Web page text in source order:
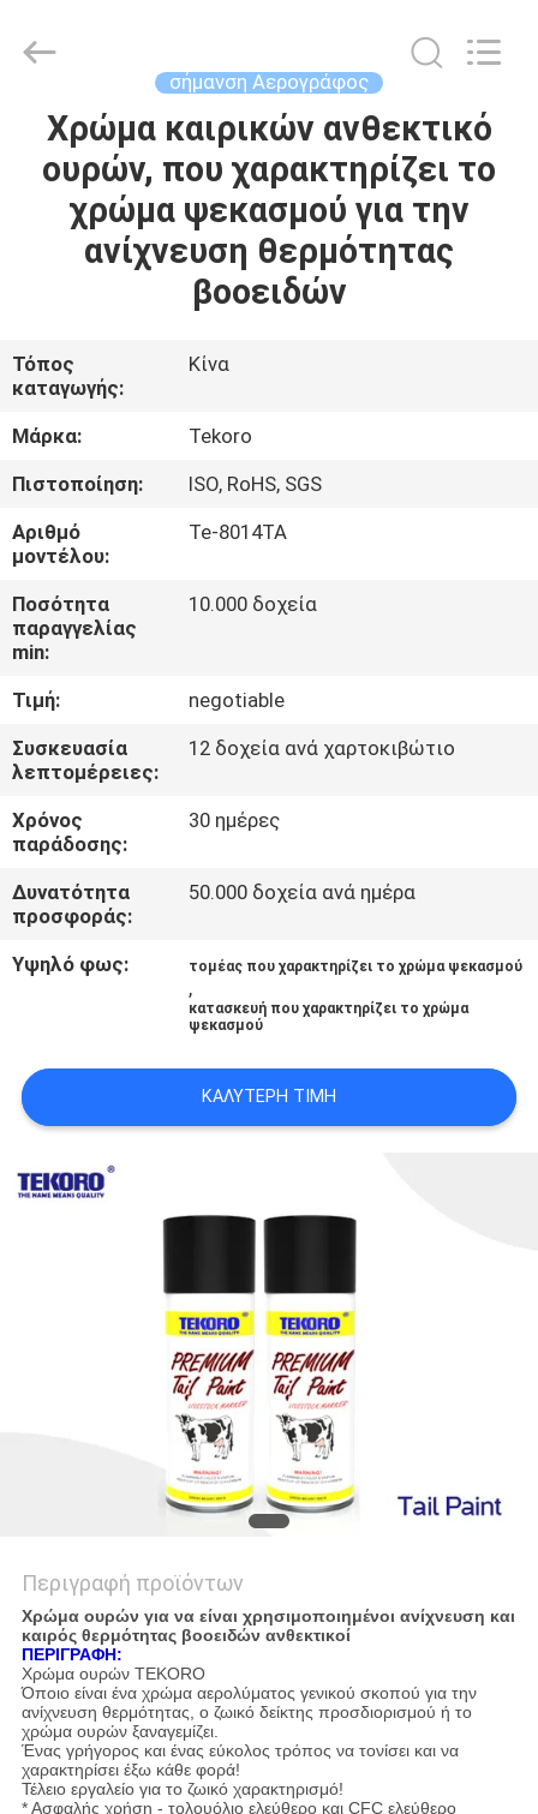
ΣΠΊΤΙ
ΠΡΟΪΌΝΤΑ
ΣΧΕΤΙΚΆ
ΕΜΆΣ
ΕΠΙΣΚΕΨΉ
ΕΡΓΟΣΤΑΣΊΟΥ
ΈΛΕΓΧΟΣ
ΠΟΙΌΤΗΤΑΣ
ΜΑΖΊ
ΜΑΣ
ΕΙΔΉΣΕΙΣ
ΖΗΤΉΣΤΕ
ΠΡΟΣΦΟΡΆ
ΠΟΛΙΤΙΚΉ
INDUSTRY
Reserved.
σήμανση Αερογράφος
Χρώμα καιρικών ανθεκτικό
ουρών, που χαρακτηρίζει το
χρώμα ψεκασμού για την
ανίχνευση θερμότητας
βοοειδών
Τόπος
καταγωγής:
Κίνα
Μάρκα:
Tekoro
Πιστοποίηση:
ISO, RoHS, SGS
Αριθμό
μοντέλου:
Te-8014TA
Ποσότητα
παραγγελίας
min:
10.000 δοχεία
Τιμή:
negotiable
Συσκευασία
λεπτομέρειες:
12 δοχεία ανά χαρτοκιβώτιο
Χρόνος
παράδοσης:
30 ημέρες
Δυνατότητα
προσφοράς:
50.000 δοχεία ανά ημέρα
Υψηλό φως: τομέας που χαρακτηρίζει το χρώμα ψεκασμού
,
κατασκευή που χαρακτηρίζει το χρώμα
ψεκασμού
ΚΑΛΎΤΕΡΗ ΤΙΜΉ
Περιγραφή προϊόντων
Χρώμα ουρών για να είναι χρησιμοποιημένοι ανίχνευση και
καιρός θερμότητας βοοειδών ανθεκτικοί
ΠΕΡΙΓΡΑΦΗ:
Χρώμα ουρών TEKORO
Όποιο είναι ένα χρώμα αερολύματος γενικού σκοπού για την
ανίχνευση θερμότητας, ο ζωικό δείκτης προσδιορισμού ή το
χρώμα ουρών ξαναγεμίζει.
Ένας γρήγορος και ένας εύκολος τρόπος να τονίσει και να
χαρακτηρίσει έξω κάθε φορά!
Τέλειο εργαλείο για το ζωικό χαρακτηρισμό!
* Ασφαλής χρήση - τολουόλιο ελεύθερο και CFC ελεύθερο